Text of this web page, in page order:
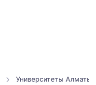
Университеты Алматы